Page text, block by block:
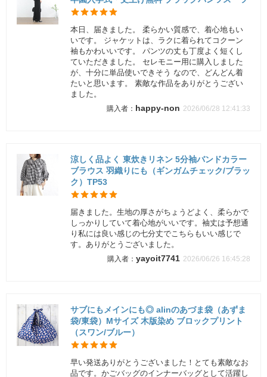
本日、届きました。 柔らかい質感で、着心地もい
いです。 ジャケットは、ラクに着られてコクーン
袖もかわいいです。 パンツの丈も丁度よく短くし
ていただきました。 セレモニー用に購入しました
が、十分に単品使いできそう なので、どんどん着
たいと思います。 素敵な作品をありがとうござい
ました。
happy-non 2026/06/28 12:41:33
涼しく品よく 東炊きリネン 5分袖バンドカラー
ブラウス 羽織りにも（ギンガムチェック/ブラッ
ク）TP53
届きました。生地の厚さがちょうどよく、柔らかで
しっかりしていて着心地がいいです。袖丈は予想通
り私には良い感じの七分丈でこちらもいい感じで
す。ありがとうございました。
yayoit7741 2026/06/26 16:45:28
サブにもメインにも◎ alinのあづま袋（あずま
袋/東袋）Mサイズ 木版染め ブロックプリント
（スワン/ブルー）
早い発送ありがとうございました！とても素敵なお
品です。かごバッグのインナーバッグとして活躍し